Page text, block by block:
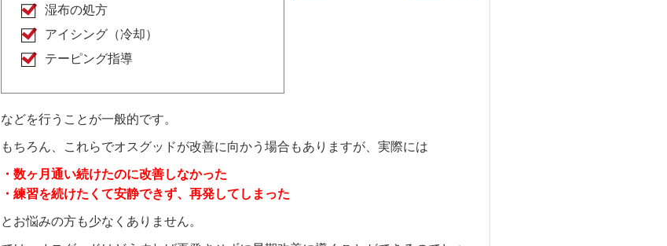
湿布の処方
アイシング（冷却）
テーピング指導
などを行うことが一般的です。
もちろん、これらでオスグッドが改善に向かう場合もありますが、実際には
・数ヶ月通い続けたのに改善しなかった
・練習を続けたくて安静できず、再発してしまった
とお悩みの方も少なくありません。